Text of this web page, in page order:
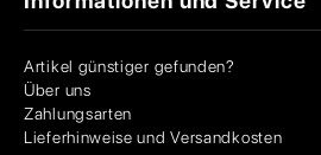
Artikel günstiger gefunden?
Über uns
Zahlungsarten
Lieferhinweise und Versandkosten